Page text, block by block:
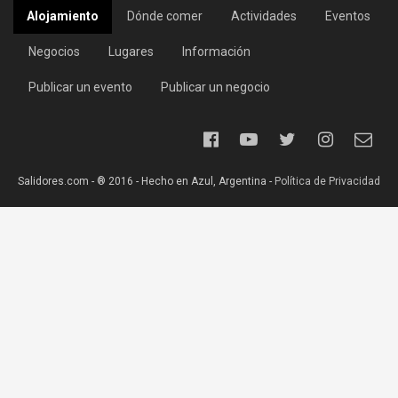
Alojamiento Dónde comer Actividades Eventos
Negocios Lugares Información
Publicar un evento Publicar un negocio
Salidores.com - ® 2016 - Hecho en Azul, Argentina - Política de Privacidad